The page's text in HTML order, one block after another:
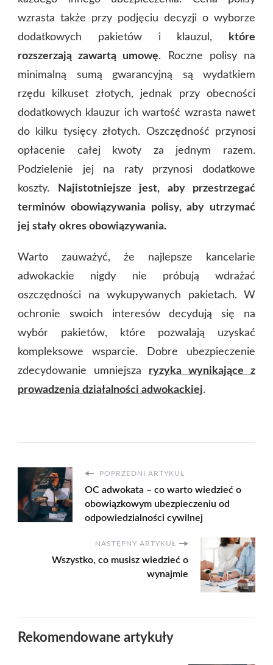
wzrasta także przy podjęciu decyzji o wyborze
dodatkowych pakietów i klauzul,
które
rozszerzają zawartą umowę. Roczne polisy na
minimalną sumą gwarancyjną są wydatkiem
rzędu kilkuset złotych, jednak przy obecności
dodatkowych klauzur ich wartość wzrasta nawet
do kilku tysięcy złotych. Oszczędność przynosi
opłacenie całej kwoty za jednym razem.
Podzielenie jej na raty przynosi dodatkowe
koszty.
Najistotniejsze jest, aby przestrzegać
terminów obowiązywania polisy, aby utrzymać
jej stały okres obowiązywania.
Warto zauważyć, że najlepsze kancelarie
adwokackie nigdy nie próbują wdrażać
oszczędności na wykupywanych pakietach. W
ochronie swoich interesów decydują się na
wybór pakietów, które pozwalają uzyskać
kompleksowe wsparcie. Dobre ubezpieczenie
zdecydowanie umniejsza ryzyka wynikające z
prowadzenia działalności adwokackiej.
POPRZEDNI ARTYKUŁ
OC adwokata – co warto wiedzieć o
obowiązkowym ubezpieczeniu od
odpowiedzialności cywilnej
NASTĘPNY ARTYKUŁ
Wszystko, co musisz wiedzieć o
wynajmie
Rekomendowane artykuły